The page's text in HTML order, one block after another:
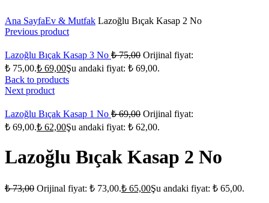
Ana SayfaEv & Mutfak Lazoğlu Bıçak Kasap 2 No
Previous product
Lazoğlu Bıçak Kasap 3 No ₺75,00 Orijinal fiyat:
₺ 75,00.₺ 69,00Şu andaki fiyat: ₺ 69,00.
Back to products
Next product
Lazoğlu Bıçak Kasap 1 No ₺69,00 Orijinal fiyat:
₺ 69,00.₺ 62,00Şu andaki fiyat: ₺ 62,00.
Lazoğlu Bıçak Kasap 2 No
₺73,00 Orijinal fiyat: ₺ 73,00.₺ 65,00Şu andaki fiyat: ₺ 65,00.